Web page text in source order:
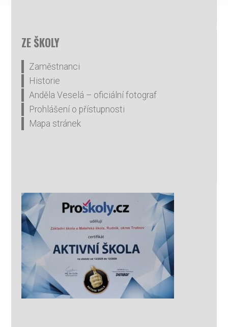
ZE ŠKOLY
Zaměstnanci
Historie
Anděla Veselá – oficiální fotograf
Prohlášení o přístupnosti
Mapa stránek